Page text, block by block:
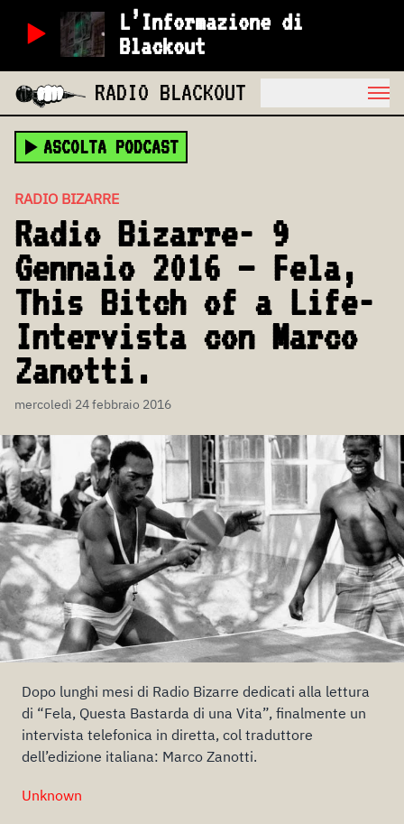
L’Informazione di
Blackout
RADIO BLACKOUT
ASCOLTA PODCAST
RADIO BIZARRE
Radio Bizarre- 9
Gennaio 2016 – Fela,
This Bitch of a Life-
Intervista con Marco
Zanotti.
mercoledì 24 febbraio 2016
Dopo lunghi mesi di Radio Bizarre dedicati alla lettura
di “Fela, Questa Bastarda di una Vita”, finalmente un
intervista telefonica in diretta, col traduttore
dell’edizione italiana: Marco Zanotti.
Unknown